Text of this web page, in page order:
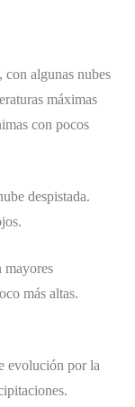
con algunas nubes
máximas
con pocos
despistada.
mayores
más altas.
evolución por la